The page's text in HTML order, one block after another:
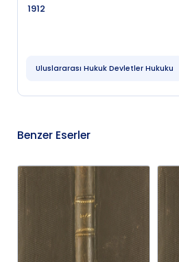
1912
Uluslararası Hukuk Devletler Hukuku
Benzer Eserler